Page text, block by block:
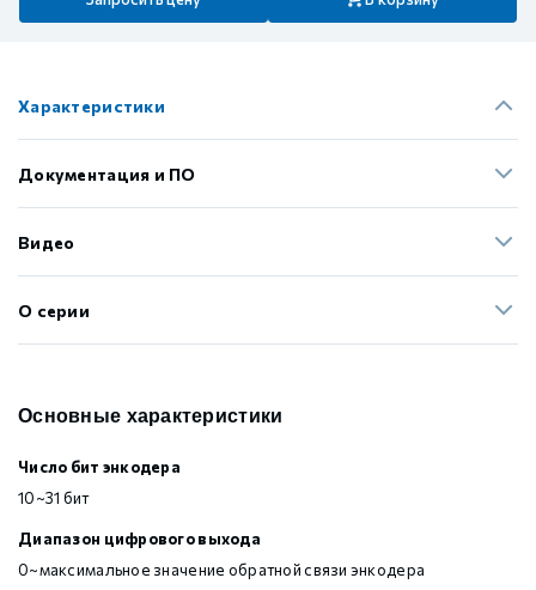
Характеристики
Документация и ПО
Видео
О серии
Основные характеристики
Число бит энкодера
10~31 бит
Диапазон цифрового выхода
0~максимальное значение обратной связи энкодера